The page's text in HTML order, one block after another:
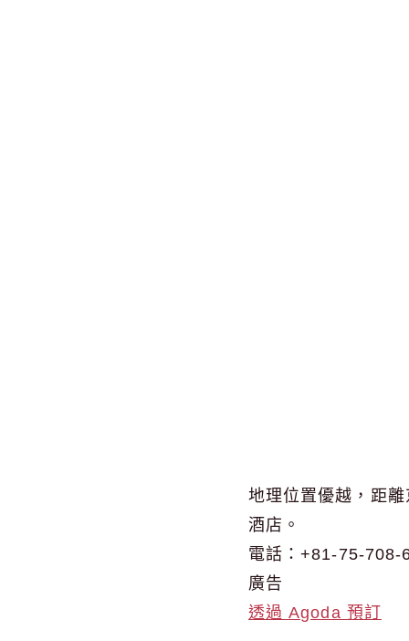
地理位置優越，距
酒店。
電話：+81-75-708-
廣告
透過 Agoda 預訂